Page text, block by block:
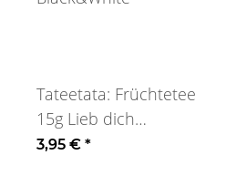
Tateetata: Früchtetee
15g Lieb dich
Black&White
3,95 € *